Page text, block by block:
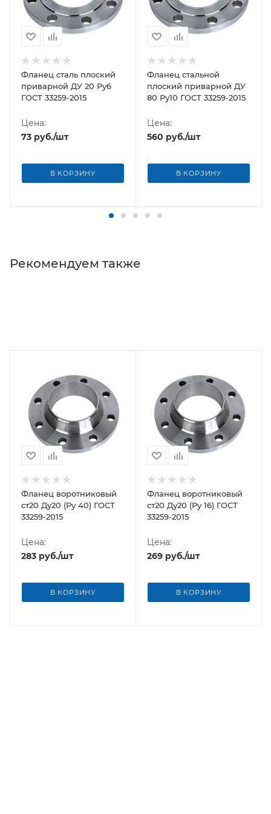
Фланец сталь плоский
приварной ДУ 20 Ру6
ГОСТ 33259-2015
Цена:
73 руб./шт
В КОРЗИНУ
Фланец стальной
плоский приварной ДУ
80 Ру10 ГОСТ 33259-2015
Цена:
560 руб./шт
В КОРЗИНУ
Рекомендуем также
Фланец воротниковый
ст20 Ду20 (Ру 40) ГОСТ
33259-2015
Цена:
283 руб./шт
В КОРЗИНУ
Фланец воротниковый
ст20 Ду20 (Ру 16) ГОСТ
33259-2015
Цена:
269 руб./шт
В КОРЗИНУ